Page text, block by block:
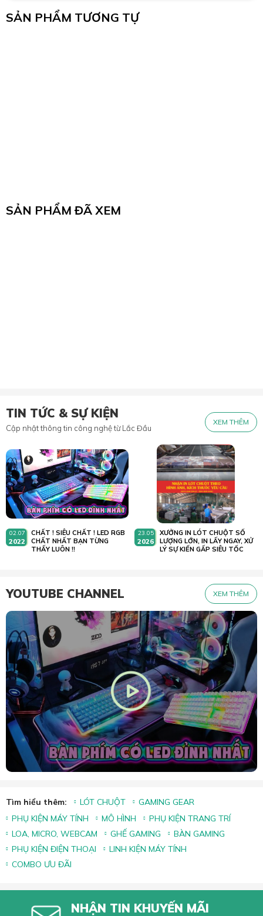
SẢN PHẨM TƯƠNG TỰ
SẢN PHẨM ĐÃ XEM
TIN TỨC & SỰ KIỆN
Cập nhật thông tin công nghệ từ Lắc Đầu
XEM THÊM
02.07
2022
CHẤT ! SIÊU CHẤT ! LED RGB
CHẤT NHẤT BẠN TỪNG
THẤY LUÔN !!
23.05
2026
XƯỞNG IN LÓT CHUỘT SỐ
LƯỢNG LỚN, IN LẤY NGAY, XỬ
LÝ SỰ KIẾN GẤP SIÊU TỐC
YOUTUBE CHANNEL XEM THÊM
Tìm hiểu thêm: LÓT CHUỘT
GAMING GEAR
PHỤ KIỆN MÁY TÍNH
MÔ HÌNH
PHỤ KIỆN TRANG TRÍ
LOA, MICRO, WEBCAM
GHẾ GAMING
BÀN GAMING
PHỤ KIỆN ĐIỆN THOẠI
LINH KIỆN MÁY TÍNH
COMBO ƯU ĐÃI
NHẬN TIN KHUYẾN MÃI